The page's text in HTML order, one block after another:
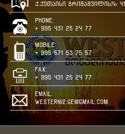
ქ.ქუთაისი გრიშაშვილის№ 41
Phone:
+ 995 431 25 24 77
Mobile:
+ 995 571 53 75 57
Fax:
+ 995 431 25 24 77
Email:
westerni2.ge@gmail.com